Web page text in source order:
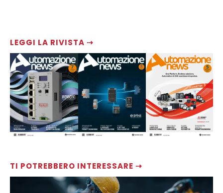
LEGGI LA RIVISTA ⇢
TI POTREBBERO INTERESSARE ⇢